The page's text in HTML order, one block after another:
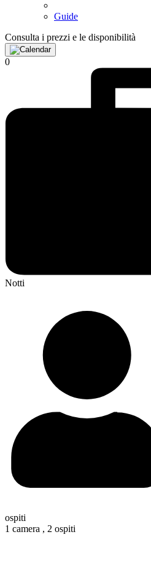
Guide
Consulta i prezzi e le disponibilità
0
Notti
ospiti
1 camera , 2 ospiti